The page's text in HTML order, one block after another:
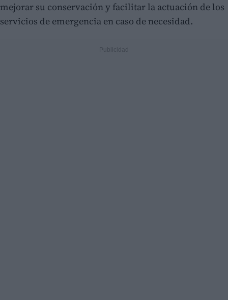
mejorar su conservación y facilitar la actuación de los
servicios de emergencia en caso de necesidad.